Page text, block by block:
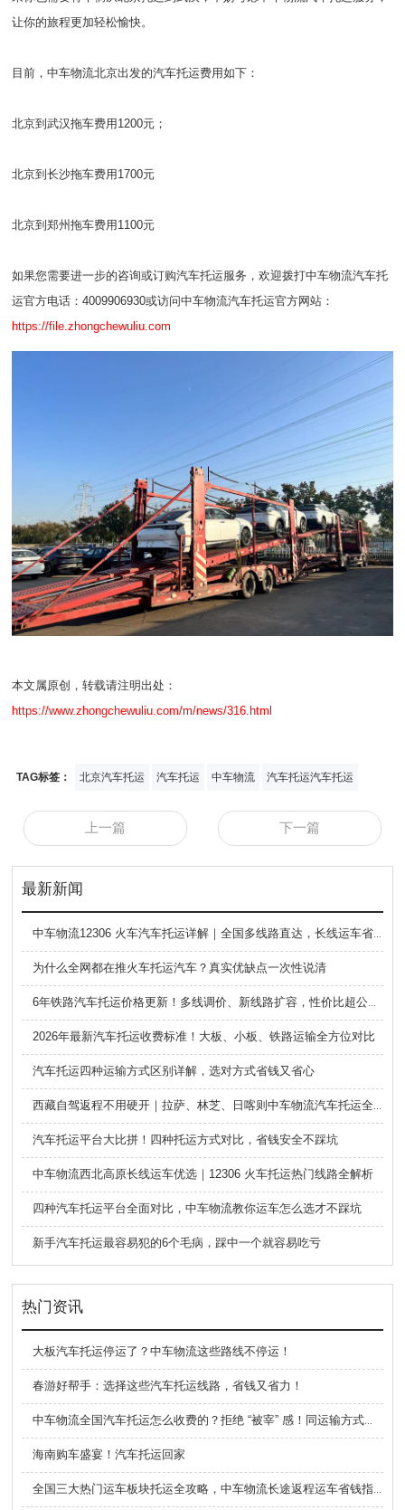
让你的旅程更加轻松愉快。
目前，中车物流北京出发的汽车托运费用如下：
北京到武汉拖车费用1200元；
北京到长沙拖车费用1700元
北京到郑州拖车费用1100元
如果您需要进一步的咨询或订购汽车托运服务，欢迎拨打中车物流汽车托
运官方电话：4009906930或访问中车物流汽车托运官方网站：
https://file.zhongchewuliu.com
本文属原创，转载请注明出处：
https://www.zhongchewuliu.com/m/news/316.html
TAG标签： 北京汽车托运 汽车托运 中车物流 汽车托运汽车托运
上一篇 下一篇
最新新闻
中车物流12306 火车汽车托运详解｜全国多线路直达，长线运车省心方案
为什么全网都在推火车托运汽车？真实优缺点一次性说清
6年铁路汽车托运价格更新！多线调价、新线路扩容，性价比超公路大板车
2026年最新汽车托运收费标准！大板、小板、铁路运输全方位对比
汽车托运四种运输方式区别详解，选对方式省钱又省心
西藏自驾返程不用硬开｜拉萨、林芝、日喀则中车物流汽车托运全指南
汽车托运平台大比拼！四种托运方式对比，省钱安全不踩坑
中车物流西北高原长线运车优选｜12306 火车托运热门线路全解析
四种汽车托运平台全面对比，中车物流教你运车怎么选才不踩坑
新手汽车托运最容易犯的6个毛病，踩中一个就容易吃亏
热门资讯
大板汽车托运停运了？中车物流这些路线不停运！
春游好帮手：选择这些汽车托运线路，省钱又省力！
中车物流全国汽车托运怎么收费的？拒绝 “被宰” 感！同运输方式价格差全解析
海南购车盛宴！汽车托运回家
全国三大热门运车板块托运全攻略，中车物流长途返程运车省钱指南